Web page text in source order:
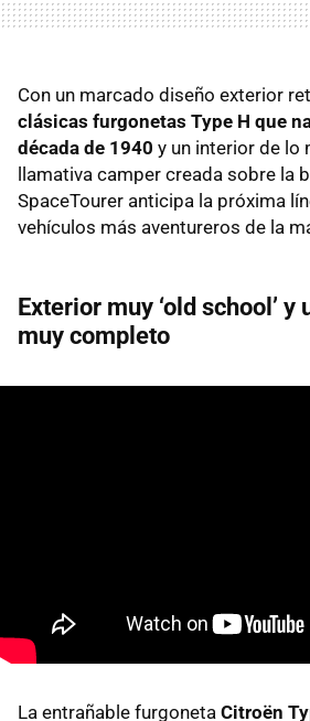
Con un marcado diseño exterior
clásicas furgonetas Type H que
década de 1940 y un interior de lo
llamativa camper creada sobre la
SpaceTourer anticipa la próxima
vehículos más aventureros de la
Exterior muy ‘old school’
muy completo
La entrañable furgoneta Citroën